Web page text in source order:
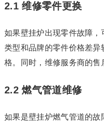
2.1 维修零件更换
如果壁挂炉出现零件故障，
类型和品牌的零件价格差
格。同时，维修服务商的售
2.2 燃气管道维修
如果是壁挂炉燃气管道的